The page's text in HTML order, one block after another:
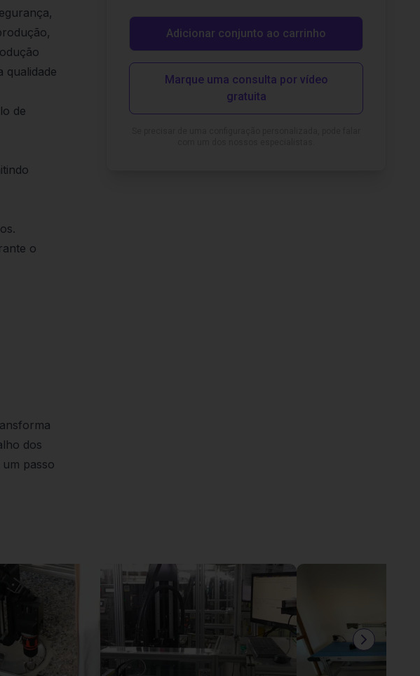
qualidade
de
o
dos
passo
Adicionar conjunto ao carrinho
Marque uma consulta por vídeo
gratuita